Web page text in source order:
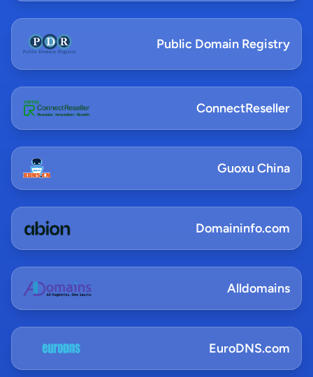
Public Domain Registry
ConnectReseller
Guoxu China
Domaininfo.com
Alldomains
EuroDNS.com